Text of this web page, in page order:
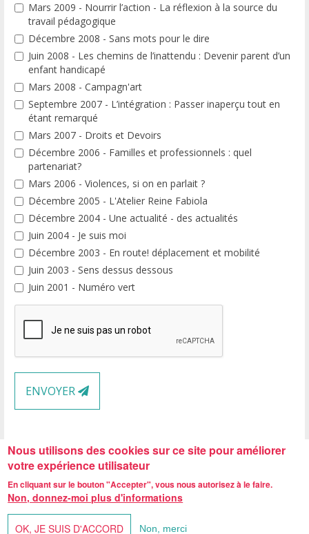
Mars 2009 - Nourrir l’action - La réflexion à la source du
travail pédagogique
Décembre 2008 - Sans mots pour le dire
Juin 2008 - Les chemins de l’inattendu : Devenir parent d’un
enfant handicapé
Mars 2008 - Campagn'art
Septembre 2007 - L’intégration : Passer inaperçu tout en
étant remarqué
Mars 2007 - Droits et Devoirs
Décembre 2006 - Familles et professionnels : quel
partenariat?
Mars 2006 - Violences, si on en parlait ?
Décembre 2005 - L'Atelier Reine Fabiola
Décembre 2004 - Une actualité - des actualités
Juin 2004 - Je suis moi
Décembre 2003 - En route! déplacement et mobilité
Juin 2003 - Sens dessus dessous
Juin 2001 - Numéro vert
ENVOYER
Centre Reine Fabiola, rue de Neufvilles 455 - 7063 Neufvilles -
Tél. 067/33.02.25
Fax. 067/33.38.32
Nous utilisons des cookies sur ce site pour améliorer
votre expérience utilisateur
En cliquant sur le bouton "Accepter", vous nous autorisez à le faire.
Non, donnez-moi plus d'informations
OK, JE SUIS D'ACCORD Non, merci